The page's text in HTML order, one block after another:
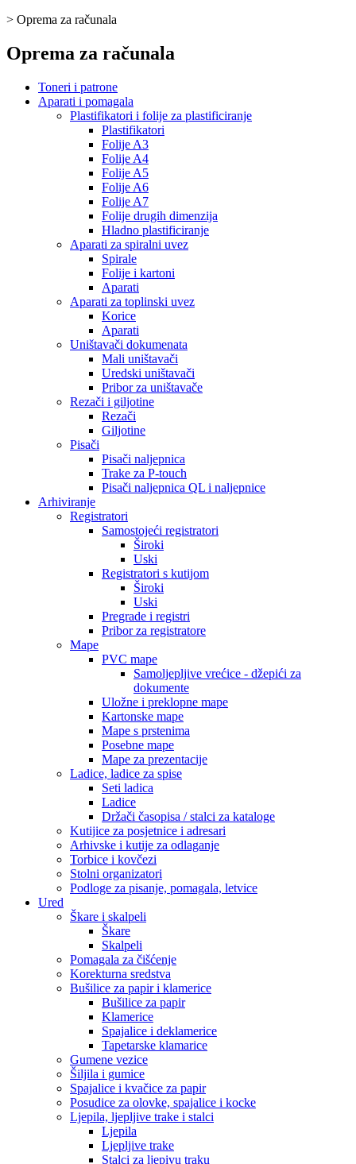
> Oprema za računala
Oprema za računala
Toneri i patrone
Aparati i pomagala
Plastifikatori i folije za plastificiranje
Plastifikatori
Folije A3
Folije A4
Folije A5
Folije A6
Folije A7
Folije drugih dimenzija
Hladno plastificiranje
Aparati za spiralni uvez
Spirale
Folije i kartoni
Aparati
Aparati za toplinski uvez
Korice
Aparati
Uništavači dokumenata
Mali uništavači
Uredski uništavači
Pribor za uništavače
Rezači i giljotine
Rezači
Giljotine
Pisači
Pisači naljepnica
Trake za P-touch
Pisači naljepnica QL i naljepnice
Arhiviranje
Registratori
Samostojeći registratori
Široki
Uski
Registratori s kutijom
Široki
Uski
Pregrade i registri
Pribor za registratore
Mape
PVC mape
Samoljepljive vrećice - džepići za
dokumente
Uložne i preklopne mape
Kartonske mape
Mape s prstenima
Posebne mape
Mape za prezentacije
Ladice, ladice za spise
Seti ladica
Ladice
Držači časopisa / stalci za kataloge
Kutijice za posjetnice i adresari
Arhivske i kutije za odlaganje
Torbice i kovčezi
Stolni organizatori
Podloge za pisanje, pomagala, letvice
Ured
Škare i skalpeli
Škare
Skalpeli
Pomagala za čišćenje
Korekturna sredstva
Bušilice za papir i klamerice
Bušilice za papir
Klamerice
Spajalice i deklamerice
Tapetarske klamarice
Gumene vezice
Šiljila i gumice
Spajalice i kvačice za papir
Posudice za olovke, spajalice i kocke
Ljepila, ljepljive trake i stalci
Ljepila
Ljepljive trake
Stalci za ljepivu traku